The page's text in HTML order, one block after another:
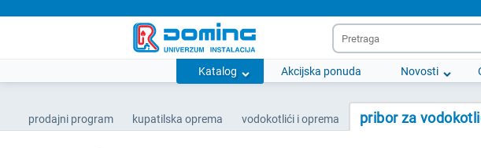
Katalog Akcijska ponuda Novosti
prodajni program kupatilska oprema vodokotlići i oprema pribor za